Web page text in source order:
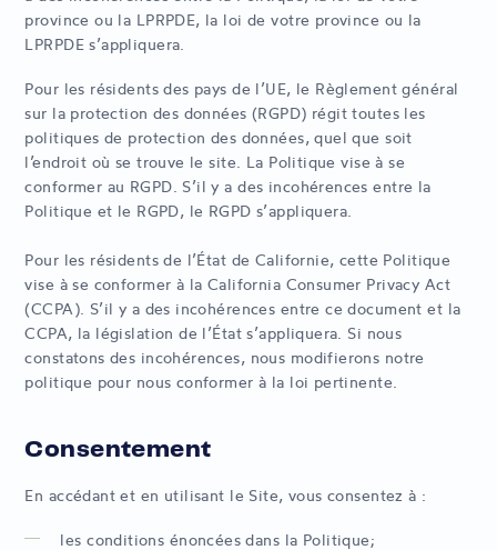
province ou la LPRPDE, la loi de votre province ou la
LPRPDE s’appliquera.
Pour les résidents des pays de l’UE, le Règlement général
sur la protection des données (RGPD) régit toutes les
politiques de protection des données, quel que soit
l’endroit où se trouve le site. La Politique vise à se
conformer au RGPD. S’il y a des incohérences entre la
Politique et le RGPD, le RGPD s’appliquera.
Pour les résidents de l’État de Californie, cette Politique
vise à se conformer à la California Consumer Privacy Act
(CCPA). S’il y a des incohérences entre ce document et la
CCPA, la législation de l’État s’appliquera. Si nous
constatons des incohérences, nous modifierons notre
politique pour nous conformer à la loi pertinente.
Consentement
En accédant et en utilisant le Site, vous consentez à :
les conditions énoncées dans la Politique;